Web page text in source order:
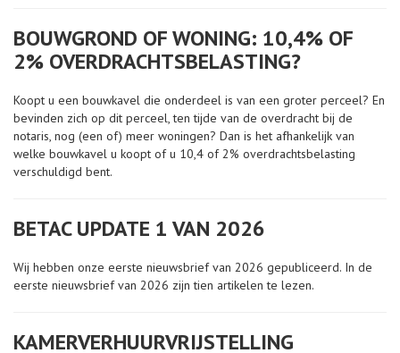
BOUWGROND OF WONING: 10,4% OF
2% OVERDRACHTSBELASTING?
Koopt u een bouwkavel die onderdeel is van een groter perceel? En
bevinden zich op dit perceel, ten tijde van de overdracht bij de
notaris, nog (een of) meer woningen? Dan is het afhankelijk van
welke bouwkavel u koopt of u 10,4 of 2% overdrachtsbelasting
verschuldigd bent.
BETAC UPDATE 1 VAN 2026
Wij hebben onze eerste nieuwsbrief van 2026 gepubliceerd. In de
eerste nieuwsbrief van 2026 zijn tien artikelen te lezen.
KAMERVERHUURVRIJSTELLING